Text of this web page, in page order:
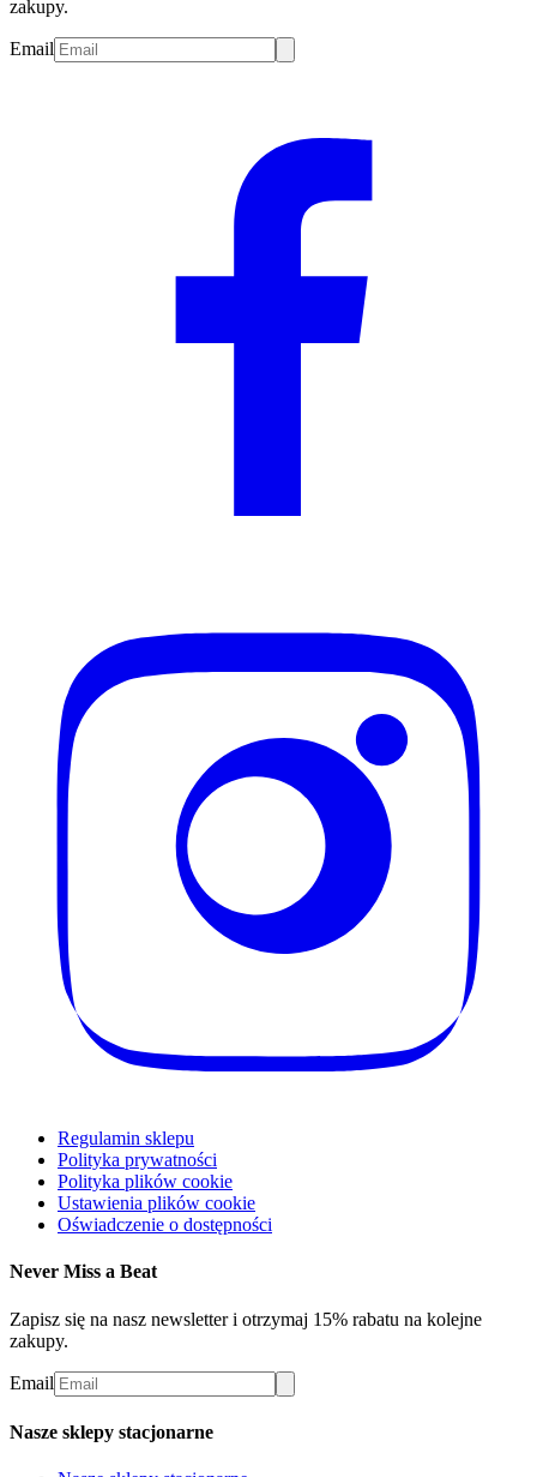
zakupy.
Email
Regulamin sklepu
Polityka prywatności
Polityka plików cookie
Ustawienia plików cookie
Oświadczenie o dostępności
Never Miss a Beat
Zapisz się na nasz newsletter i otrzymaj 15% rabatu na kolejne
zakupy.
Email
Nasze sklepy stacjonarne